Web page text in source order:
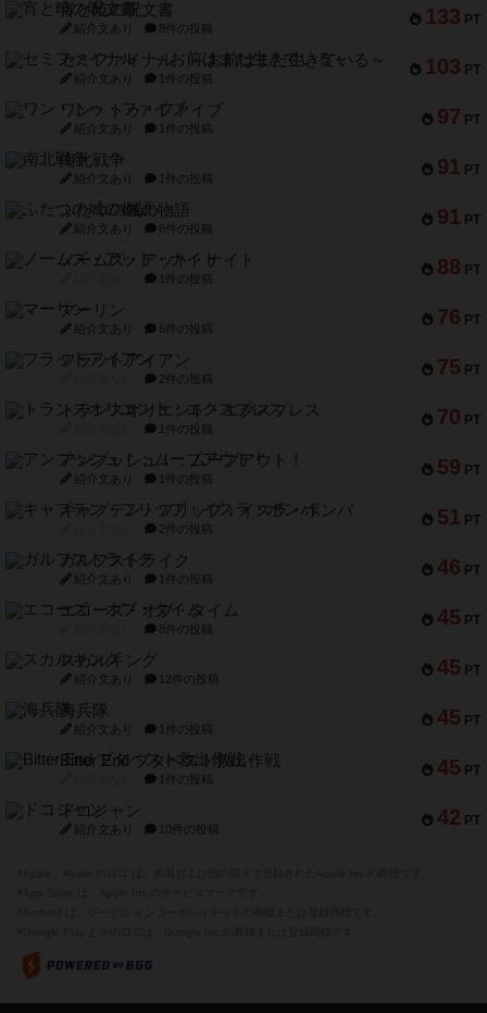
133 PT
宵と暁の呪文書
紹介文あり 8件の投稿
103 PT
セミファイナル ～お前はまだ生きている～
紹介文あり 1件の投稿
97 PT
ワン・トゥ・ファイブ
紹介文あり 1件の投稿
91 PT
南北戦争
紹介文あり 1件の投稿
91 PT
ふたつの城の物語
紹介文あり 6件の投稿
88 PT
ノームズ・アット・ナイト
1件の投稿
76 PT
マーリン
紹介文あり 6件の投稿
75 PT
フラットアイアン
2件の投稿
70 PT
トランスオリエント・エクスプレス
1件の投稿
59 PT
アンブッシュ！：ムーブアウト！
紹介文あり 1件の投稿
51 PT
キャプテン・フリップ：イスラ・ボンバ
2件の投稿
46 PT
ガルフストライク
紹介文あり 1件の投稿
45 PT
エコーズ・オブ・タイム
8件の投稿
45 PT
スカルキング
紹介文あり 12件の投稿
45 PT
海兵隊
紹介文あり 1件の投稿
45 PT
Bitter End ブタペスト救出作戦
1件の投稿
42 PT
ドコジャン
紹介文あり 10件の投稿